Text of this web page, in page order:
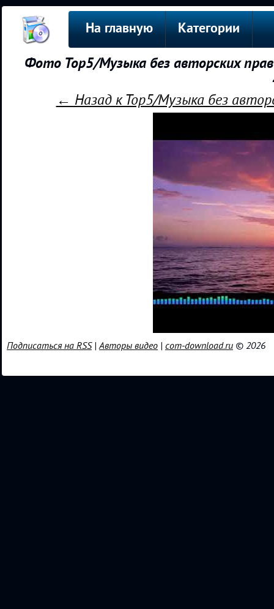
На главную Категории
Фото Тор5/Музыка без авторских
← Назад к Тор5/Музыка без
Подписаться на RSS|Авторы видео | com-download.ru © 2026